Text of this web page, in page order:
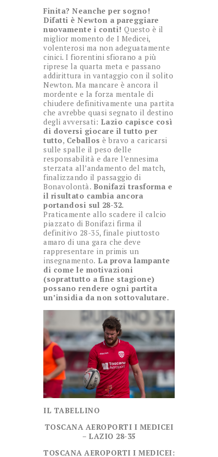
Finita? Neanche per sogno!
Difatti è Newton a pareggiare
nuovamente i conti! Questo è il
miglior momento de I Medicei,
volenterosi ma non adeguatamente
cinici. I fiorentini sfiorano a più
riprese la quarta meta e passano
addirittura in vantaggio con il solito
Newton. Ma mancare è ancora il
mordente e la forza mentale di
chiudere definitivamente una partita
che avrebbe quasi segnato il destino
degli avversati: Lazio capisce così
di doversi giocare il tutto per
tutto, Ceballos è bravo a caricarsi
sulle spalle il peso delle
responsabilità e dare l’ennesima
sterzata all’andamento del match,
finalizzando il passaggio di
Bonavolontà. Bonifazi trasforma e
il risultato cambia ancora
portandosi sul 28-32.
Praticamente allo scadere il calcio
piazzato di Bonifazi firma il
definitivo 28-35, finale piuttosto
amaro di una gara che deve
rappresentare in primis un
insegnamento. La prova lampante
di come le motivazioni
(soprattutto a fine stagione)
possano rendere ogni partita
un’insidia da non sottovalutare.
IL TABELLINO
TOSCANA AEROPORTI I MEDICEI
– LAZIO 28-35
TOSCANA AEROPORTI I MEDICEI: